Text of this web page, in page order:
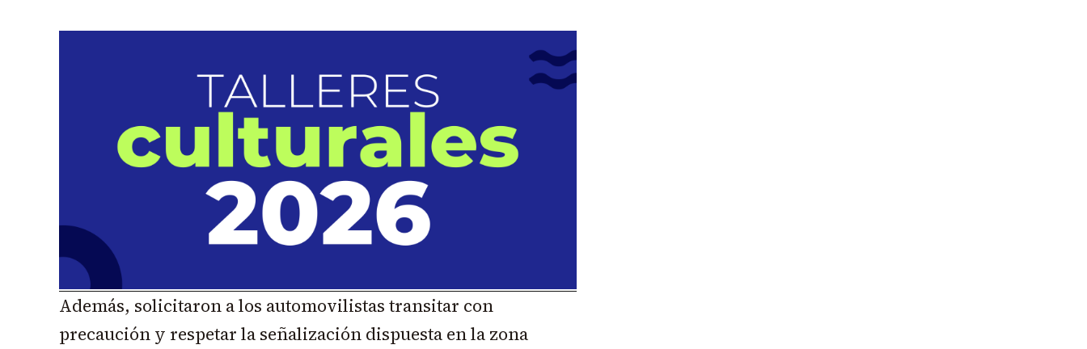
Además, solicitaron a los automovilistas transitar con
precaución y respetar la señalización dispuesta en la zona